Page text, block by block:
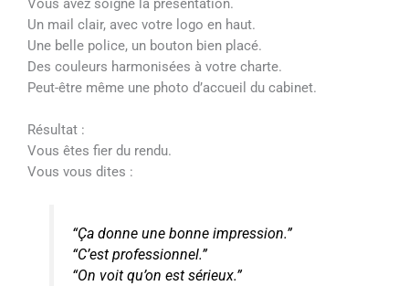
Vous avez soigné la présentation.
Un mail clair, avec votre logo en haut.
Une belle police, un bouton bien placé.
Des couleurs harmonisées à votre charte.
Peut-être même une photo d’accueil du cabinet.
Résultat :
Vous êtes fier du rendu.
Vous vous dites :
“Ça donne une bonne impression.”
“C’est professionnel.”
“On voit qu’on est sérieux.”